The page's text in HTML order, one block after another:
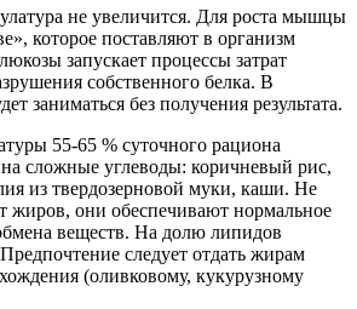
не увеличится. Для роста мышцы
которое поставляют в организм
запускает процессы затрат
собственного белка. В
заниматься без получения результата.
55-65 % суточного рациона
сложные углеводы: коричневый рис,
из твердозерновой муки, каши. Не
жиров, они обеспечивают нормальное
веществ. На долю липидов
следует отдать жирам
(оливковому, кукурузному